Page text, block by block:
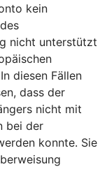
kein
nicht unterstützt
diesen Fällen
dass der
nicht mit
bei der
konnte. Sie